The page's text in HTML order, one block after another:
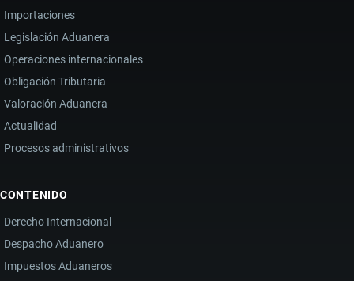
Importaciones
Legislación Aduanera
Operaciones internacionales
Obligación Tributaria
Valoración Aduanera
Actualidad
Procesos administrativos
CONTENIDO
Derecho Internacional
Despacho Aduanero
Impuestos Aduaneros